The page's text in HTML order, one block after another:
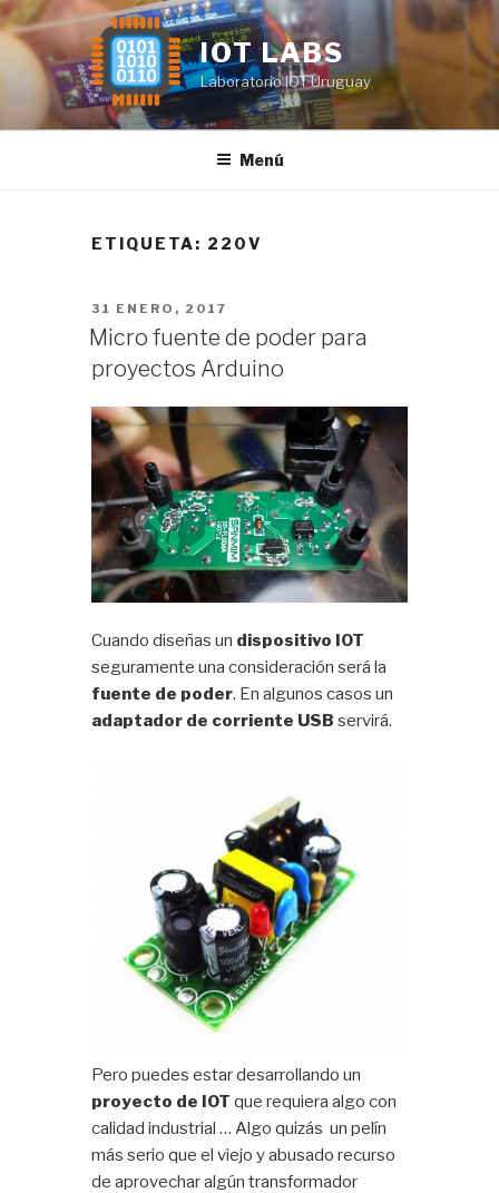
Saltar
al
contenido
IOT LABS
Laboratorio IOT Uruguay
Menú
ETIQUETA: 220V
PUBLICADO
EL
31 ENERO, 2017
Micro fuente de poder para
proyectos Arduino
Cuando diseñas un dispositivo IOT
seguramente una consideración será la
fuente de poder. En algunos casos un
adaptador de corriente USB servirá.
Pero puedes estar desarrollando un
proyecto de IOT que requiera algo con
calidad industrial … Algo quizás un pelín
más serio que el viejo y abusado recurso
de aprovechar algún transformador